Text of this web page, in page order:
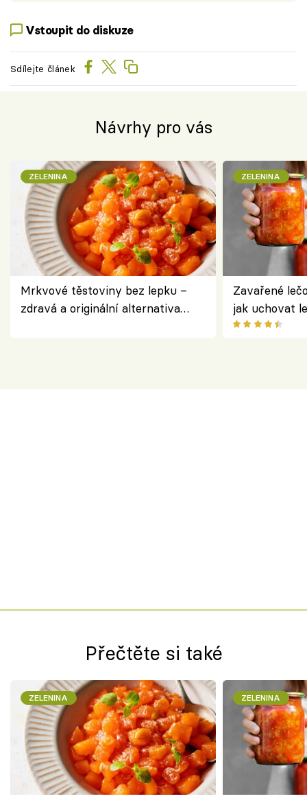
Vstoupit do diskuze
Sdílejte článek
Návrhy pro vás
ZELENINA
Mrkvové těstoviny bez lepku –
zdravá a originální alternativa
ZELENINA
Zavařené
jak uchovat
Přečtěte si také
ZELENINA ZELENINA